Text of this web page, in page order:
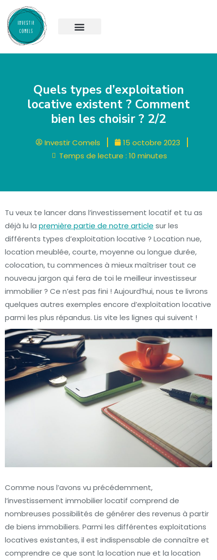
Quels types d’exploitation
locative existent ? Comment
bien les choisir ? 2/2
Investir Comels
15 octobre 2023
Temps de lecture : 10 minutes
Tu veux te lancer dans l’investissement locatif et tu as
déjà lu la première partie de notre article sur les
différents types d’exploitation locative ? Location nue,
location meublée, courte, moyenne ou longue durée,
colocation, tu commences à mieux maîtriser tout ce
nouveau jargon qui fera de toi le meilleur investisseur
immobilier ? Ce n’est pas fini ! Aujourd’hui, nous te livrons
quelques autres exemples encore d’exploitation locative
parmi les plus répandus. Lis vite les lignes qui suivent !
Comme nous l’avons vu précédemment,
l’investissement immobilier locatif comprend de
nombreuses possibilités de générer des revenus à partir
de biens immobiliers. Parmi les différentes exploitations
locatives existantes, il est indispensable de connaître et
comprendre ce que sont la location nue et la location